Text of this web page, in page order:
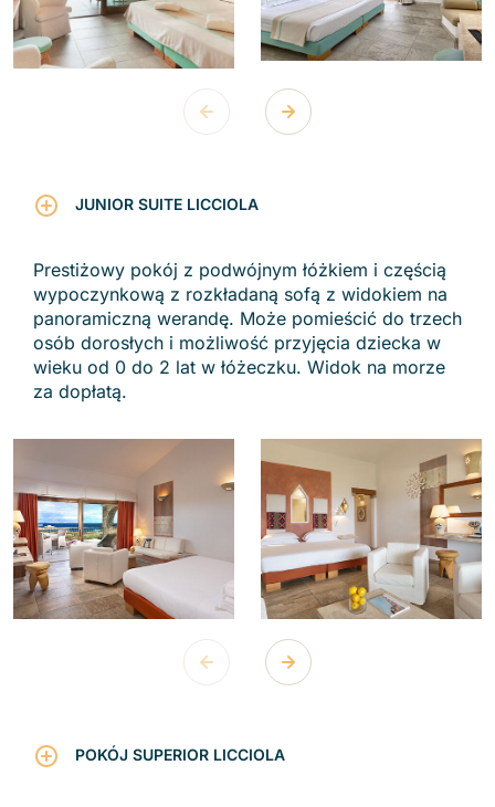
JUNIOR SUITE LICCIOLA
Prestiżowy pokój z podwójnym łóżkiem i częścią
wypoczynkową z rozkładaną sofą z widokiem na
panoramiczną werandę. Może pomieścić do trzech
osób dorosłych i możliwość przyjęcia dziecka w
wieku od 0 do 2 lat w łóżeczku. Widok na morze
za dopłatą.
POKÓJ SUPERIOR LICCIOLA